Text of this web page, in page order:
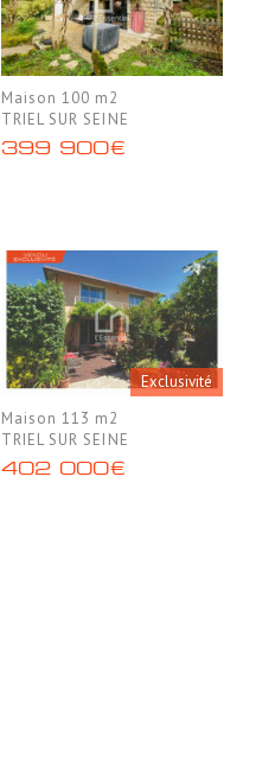
Maison 100 m2
TRIEL SUR SEINE
399 900€
Exclusivité
Maison 113 m2
TRIEL SUR SEINE
402 000€